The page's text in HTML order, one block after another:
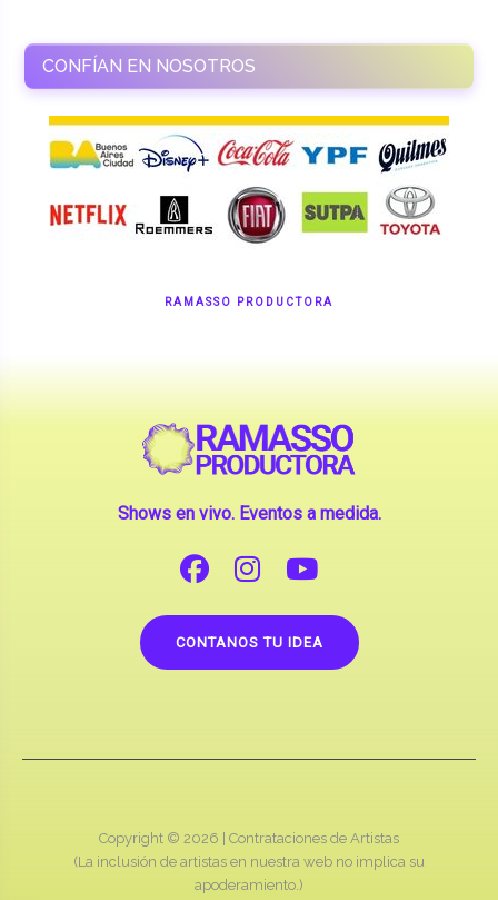
CONFÍAN EN NOSOTROS
RAMASSO PRODUCTORA
Shows en vivo. Eventos a medida.
CONTANOS TU IDEA
Copyright © 2026 | Contrataciones de Artistas
(La inclusión de artistas en nuestra web no implica su
apoderamiento.)